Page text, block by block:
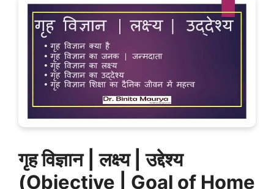
गृह विज्ञान | लक्ष्य | उद्देश्य
(Objective | Goal of Home